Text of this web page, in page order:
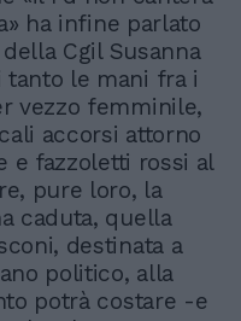
ha infine parlato
Cgil Susanna
tanto le mani fra i
vezzo femminile,
accorsi attorno
e fazzoletti rossi al
pure loro, la
caduta, quella
destinata a
politico, alla
potrà costare -e